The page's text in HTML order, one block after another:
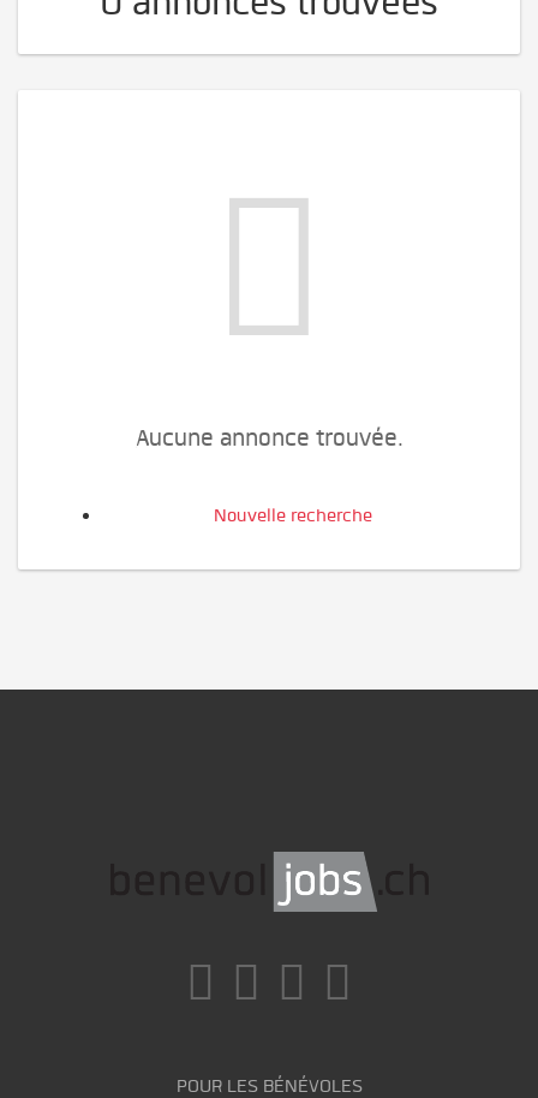
Aucune annonce trouvée.
Nouvelle recherche
POUR LES BÉNÉVOLES